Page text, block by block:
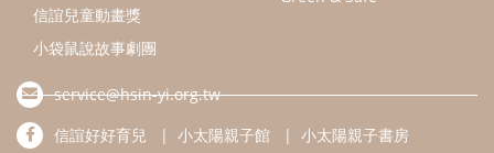
信誼基金會/上誼文化實業股份有限公司 版權所有 ©